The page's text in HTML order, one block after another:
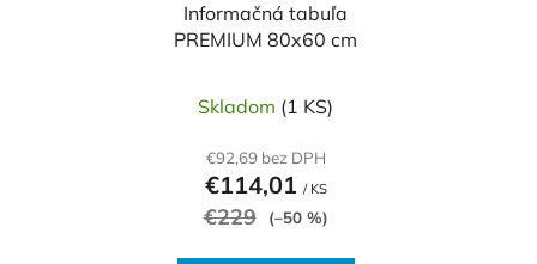
Informačná tabuľa
PREMIUM 80x60 cm
Skladom (1 KS)
€92,69 bez DPH
€114,01 / KS
€229 (–50 %)